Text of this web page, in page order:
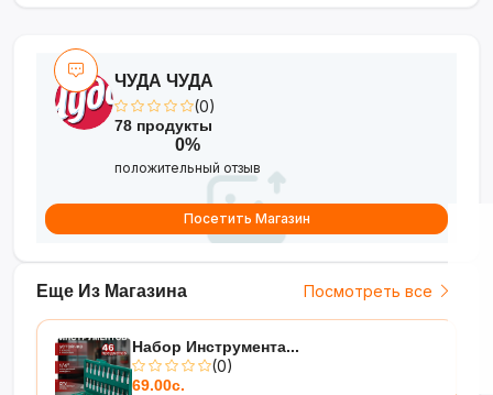
Еще Из Магазина Посмотреть все
Набор Инструмента...
(0)
69.00с.
ЧУДА ЧУДА
(0)
78 продукты
0%
положительный отзыв
Посетить Магазин